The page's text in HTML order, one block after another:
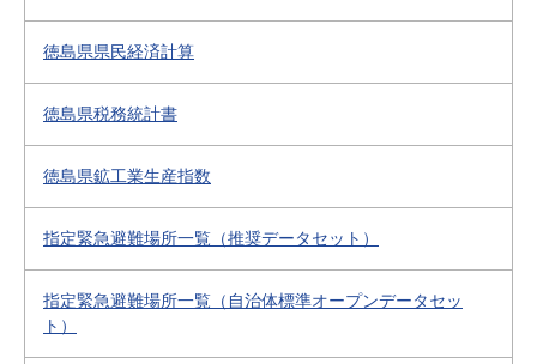
徳島県県民経済計算
徳島県税務統計書
徳島県鉱工業生産指数
指定緊急避難場所一覧（推奨データセット）
指定緊急避難場所一覧（自治体標準オープンデータセッ
ト）